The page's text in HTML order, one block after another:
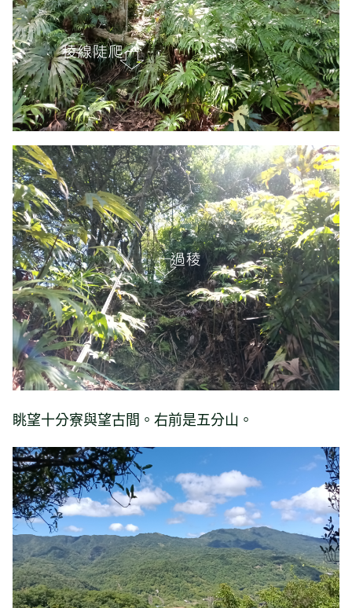
眺望十分寮與望古間。右前是五分山。